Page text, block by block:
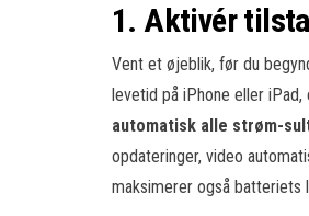
1. Aktivér
Vent et øjeblik, før du
levetid på iPhone eller
automatisk alle strøm-
opdateringer, video
maksimerer også batteriets